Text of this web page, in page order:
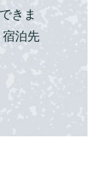
きま
泊先